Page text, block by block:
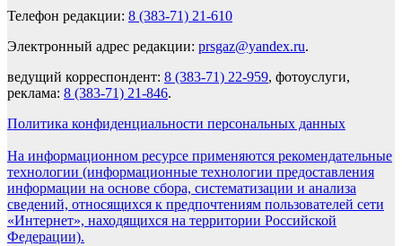
Телефон редакции: 8 (383-71) 21-610
Электронный адрес редакции: prsgaz@yandex.ru.
ведущий корреспондент: 8 (383-71) 22-959, фотоуслуги,
реклама: 8 (383-71) 21-846.
Политика конфиденциальности персональных данных
На информационном ресурсе применяются рекомендательные
технологии (информационные технологии предоставления
информации на основе сбора, систематизации и анализа
сведений, относящихся к предпочтениям пользователей сети
«Интернет», находящихся на территории Российской
Федерации).